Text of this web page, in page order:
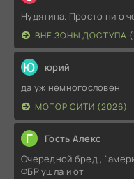
Нудятина. Просто ни о
ВНЕ ЗОНЫ ДОСТУПА
Ю юрий
да уж немногословен
МОТОР СИТИ (2026)
Г Гость Алекс
Очередной бред ,
ФБР ушла и от